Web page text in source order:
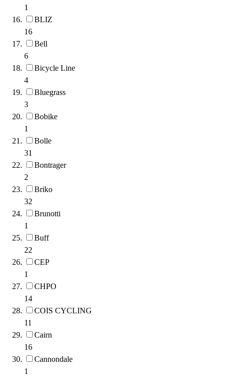
1
BLIZ
16
Bell
6
Bicycle Line
4
Bluegrass
3
Bobike
1
Bolle
31
Bontrager
2
Briko
32
Brunotti
1
Buff
22
CEP
1
CHPO
14
COIS CYCLING
11
Cairn
16
Cannondale
1